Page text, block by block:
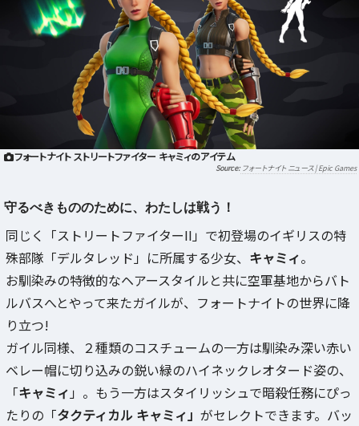
フォートナイト ストリートファイター キャミィのアイテム
フォートナイト ニュース | Epic Games
守るべきもののために、わたしは戦う！
同じく「ストリートファイターII」で初登場のイギリスの特
殊部隊「デルタレッド」に所属する少女、 キャミィ。
お馴染みの特徴的なヘアースタイルと共に空軍基地からバト
ルバスへとやって来たガイルが、フォートナイトの世界に降
り立つ!
ガイル同様、２種類のコスチュームの一方は馴染み深い赤い
ベレー帽に切り込みの鋭い緑のハイネックレオタード姿の、
「キャミィ 」。もう一方はスタイリッシュで暗殺任務にぴっ
たりの「タクティカル キャミィ」 がセレクトできます。バッ